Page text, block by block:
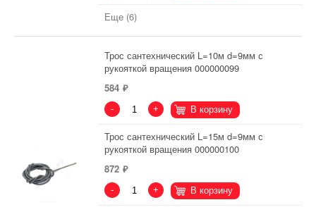
Еще (6)
Трос сантехнический L=10м d=9мм с
рукояткой вращения 000000099
584
- + В корзину
Трос сантехнический L=15м d=9мм с
рукояткой вращения 000000100
872
- + В корзину